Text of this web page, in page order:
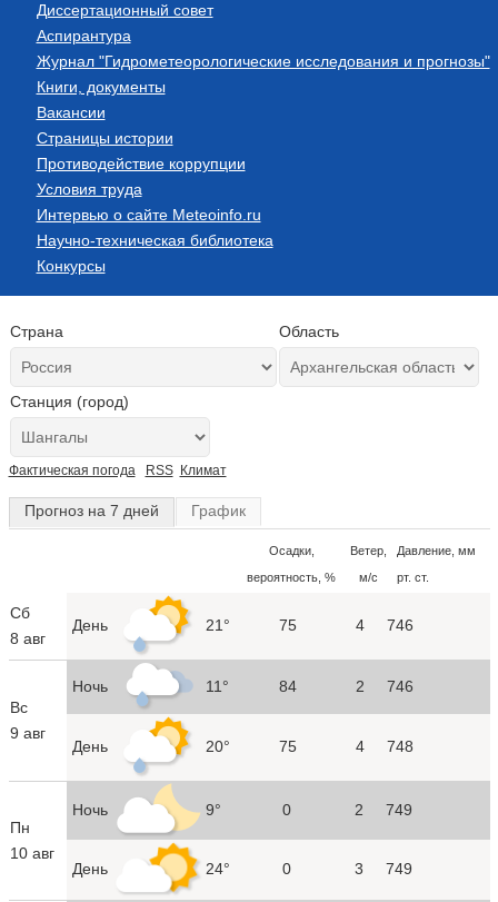
Диссертационный совет
Аспирантура
Журнал "Гидрометеорологические исследования и прогнозы"
Книги, документы
Вакансии
Страницы истории
Противодействие коррупции
Условия труда
Интервью о сайте Meteoinfo.ru
Научно-техническая библиотека
Конкурсы
Страна Область
Станция (город)
Фактическая погода RSS Климат
Прогноз на 7 дней График
Осадки,
вероятность, %
Ветер,
м/с
Давление, мм
рт. ст.
Сб
8 авг
День 21° 75 4 746
Вс
9 авг
Ночь 11° 84 2 746
День 20° 75 4 748
Пн
10 авг
Ночь 9° 0 2 749
День 24° 0 3 749